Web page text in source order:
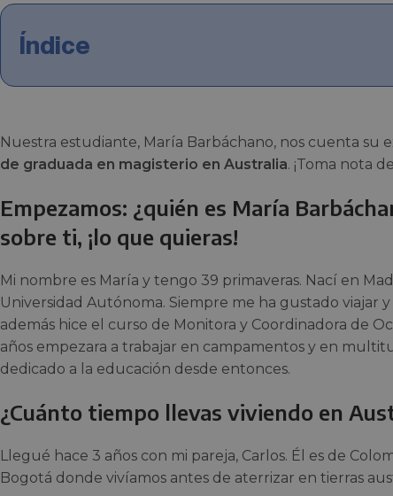
Índice
Nuestra estudiante, María Barbáchano, nos cuenta su
de graduada en magisterio en Australia. ¡Toma nota
Empezamos: ¿quién es María
sobre ti, ¡lo que quieras!
Mi nombre es María y tengo 39 primaveras. Nací en
Universidad Autónoma. Siempre me ha gustado viajar
además hice el curso de Monitora y Coordinadora de
años empezara a trabajar en campamentos y en
dedicado a la educación desde entonces.
¿Cuánto tiempo llevas viviendo en
Llegué hace 3 años con mi pareja, Carlos. Él es de
Bogotá donde vivíamos antes de aterrizar en tierras